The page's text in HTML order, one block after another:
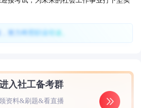
努力终照职业坦途。
入社工备考群
资料&刷题&看直播